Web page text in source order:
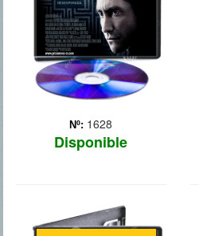
Nº: 1628
Disponible
Desesperado,... Más